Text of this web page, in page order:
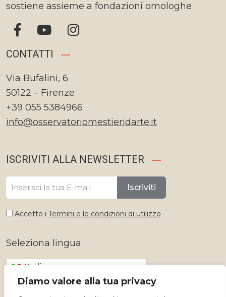
Diamo valore alla tua privacy
sostiene assieme a fondazioni omologhe
CONTATTI
Via Bufalini, 6
50122 – Firenze
+39 055 5384966
info@osservatoriomestieridarte.it
ISCRIVITI ALLA NEWSLETTER
Iscriviti
Accetto i Termini e le condizioni di utilizzo
Seleziona lingua
Italiano